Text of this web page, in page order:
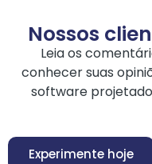
Nossos
Leia os
conhecer suas
software
Experimente hoje